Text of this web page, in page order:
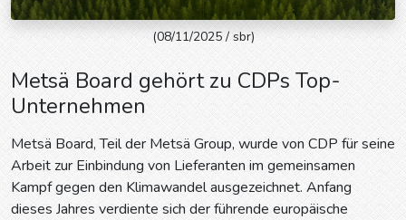
(08/11/2025 / sbr)
Metsä Board gehört zu CDPs Top-
Unternehmen
Metsä Board, Teil der Metsä Group, wurde von CDP für seine
Arbeit zur Einbindung von Lieferanten im gemeinsamen
Kampf gegen den Klimawandel ausgezeichnet. Anfang
dieses Jahres verdiente sich der führende europäische